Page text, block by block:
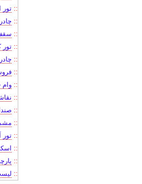
:: تور
::
::
::
::
::
:: وام
::
::
::
:: تور
::
::
::